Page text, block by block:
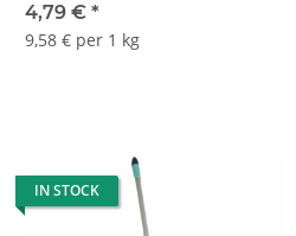
4,79 € *
9,58 € per 1 kg
IN STOCK